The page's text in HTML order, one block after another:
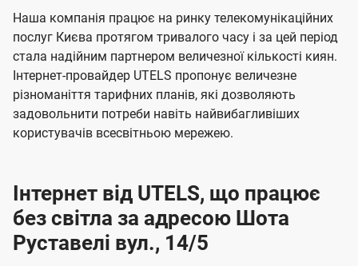
Наша компанія працює на ринку телекомунікаційних
послуг Києва протягом тривалого часу і за цей період
стала надійним партнером величезної кількості киян.
Інтернет-провайдер UTELS пропонує величезне
різноманіття тарифних планів, які дозволяють
задовольнити потреби навіть найвибагливіших
користувачів всесвітньою мережею.
Інтернет від UTELS, що працює
без світла за адресою Шота
Руставелі вул., 14/5